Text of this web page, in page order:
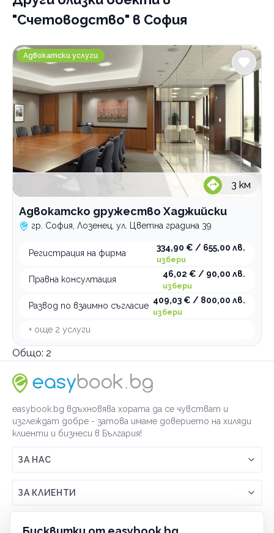
"Счетоводство" в София
Адвокатско дружество Хаджийски
Адвокатски услуги
3 км
Адвокатско дружество Хаджийски
гр. София, Лозенец, ул. Цветна градина 39
Регистрация на фирма
334,90 € / 655,00 лв.
избери
Правна консултация
46,02 € / 90,00 лв.
избери
Развод по взаимно съгласие
409,03 € / 800,00 лв.
избери
+ още 2 услуги
Общо: 2
easybook.bg вдъхновява хората да се чувстват и
изглеждат добре - затова имаме доверието на хиляди
клиенти и бизнеси в България!
ЗА НАС
Връзка с easybook.bg
Как работи easybook
ЗА КЛИЕНТИ
ЗА ТЪРГОВЦИ